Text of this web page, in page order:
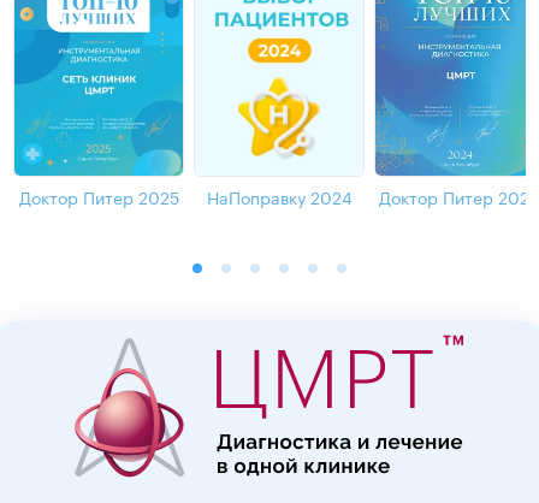
Доктор Питер 2025 НаПоправку 2024 Доктор Питер